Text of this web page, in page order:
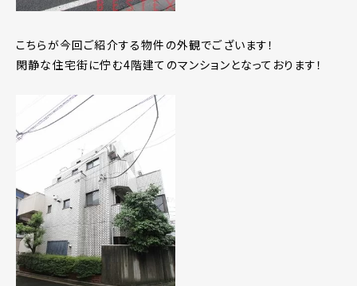
こちらが今回ご紹介する物件の外観でございます！
閑静な住宅街に佇む4階建てのマンションとなっております！